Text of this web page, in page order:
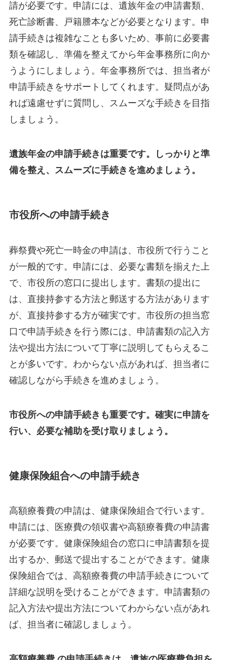
請が必要です。申請には、遺族年金の申請書類、
死亡診断書、戸籍謄本などが必要となります。申
請手続きは複雑なことも多いため、事前に必要書
類を確認し、準備を整えてから年金事務所に向か
うようにしましょう。年金事務所では、担当者が
申請手続きをサポートしてくれます。疑問点があ
れば遠慮せずに質問し、スムーズな手続きを目指
しましょう。
遺族年金の申請手続きは重要です。しっかりと準
備を整え、スムーズに手続きを進めましょう。
市役所への申請手続き
葬祭費や死亡一時金の申請は、市役所で行うこと
が一般的です。申請には、必要な書類を揃えた上
で、市役所の窓口に提出します。書類の提出に
は、直接持参する方法と郵送する方法があります
が、直接持参する方が確実です。市役所の担当窓
口で申請手続きを行う際には、申請書類の記入方
法や提出方法について丁寧に説明してもらえるこ
とが多いです。わからない点があれば、担当者に
確認しながら手続きを進めましょう。
市役所への申請手続きも重要です。確実に申請を
行い、必要な補助を受け取りましょう。
健康保険組合への申請手続き
高額療養費の申請は、健康保険組合で行います。
申請には、医療費の領収書や高額療養費の申請書
が必要です。健康保険組合の窓口に申請書類を提
出するか、郵送で提出することができます。健康
保険組合では、高額療養費の申請手続きについて
詳細な説明を受けることができます。申請書類の
記入方法や提出方法についてわからない点があれ
ば、担当者に確認しましょう。